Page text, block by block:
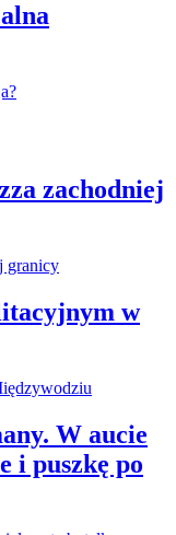
zachodniej
w
W aucie
i puszkę po